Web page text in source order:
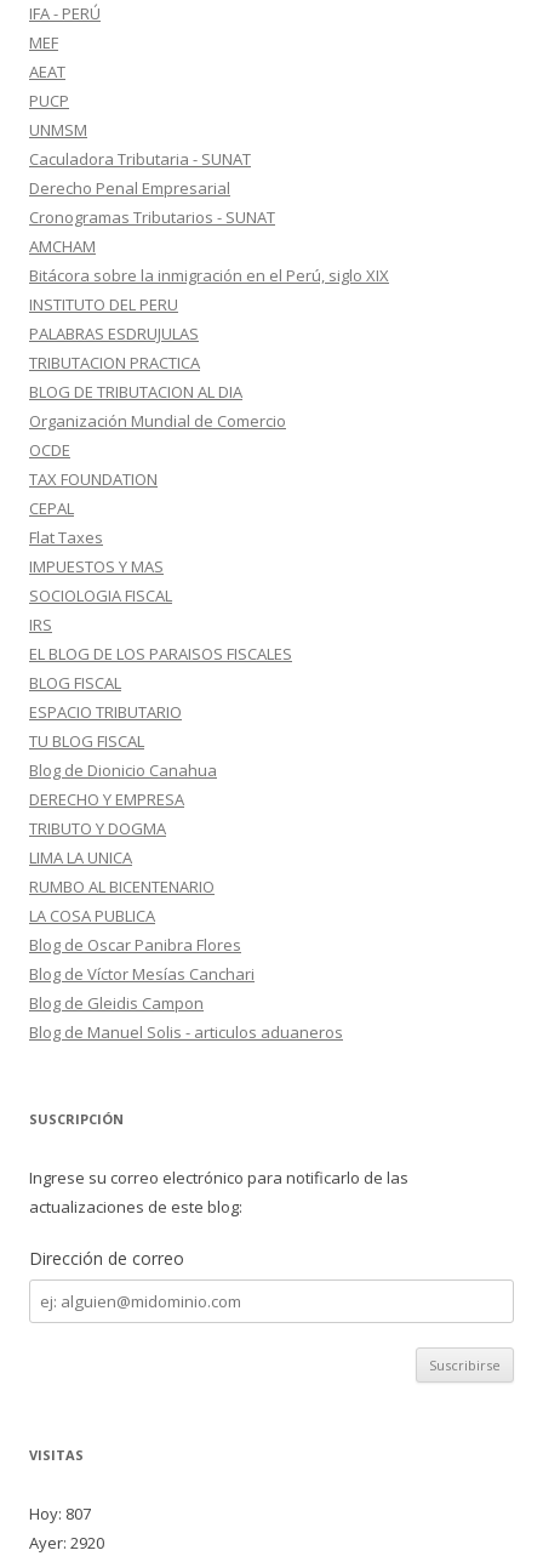
IFA - PERÚ
MEF
AEAT
PUCP
UNMSM
Caculadora Tributaria - SUNAT
Derecho Penal Empresarial
Cronogramas Tributarios - SUNAT
AMCHAM
Bitácora sobre la inmigración en el Perú, siglo XIX
INSTITUTO DEL PERU
PALABRAS ESDRUJULAS
TRIBUTACION PRACTICA
BLOG DE TRIBUTACION AL DIA
Organización Mundial de Comercio
OCDE
TAX FOUNDATION
CEPAL
Flat Taxes
IMPUESTOS Y MAS
SOCIOLOGIA FISCAL
IRS
EL BLOG DE LOS PARAISOS FISCALES
BLOG FISCAL
ESPACIO TRIBUTARIO
TU BLOG FISCAL
Blog de Dionicio Canahua
DERECHO Y EMPRESA
TRIBUTO Y DOGMA
LIMA LA UNICA
RUMBO AL BICENTENARIO
LA COSA PUBLICA
Blog de Oscar Panibra Flores
Blog de Víctor Mesías Canchari
Blog de Gleidis Campon
Blog de Manuel Solis - articulos aduaneros
SUSCRIPCIÓN
Ingrese su correo electrónico para notificarlo de las
actualizaciones de este blog:
Dirección de correo
Dirección
de
correo
VISITAS
Hoy: 807
Ayer: 2920